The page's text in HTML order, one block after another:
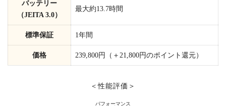
バッテリー
（JEITA 3.0）
最大約13.7時間
標準保証 1年間
価格 239,800円（＋21,800円のポイント還元）
＜性能評価＞